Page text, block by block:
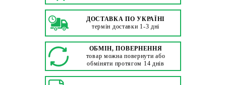
ДОСТАВКА ПО УКРАЇНІ
термін доставки 1-3 дні
ОБМІН, ПОВЕРНЕННЯ
товар можна повернути або
обміняти протягом 14 днів